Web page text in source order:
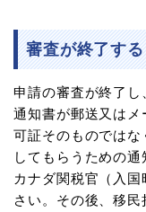
審査が終了す
申請の審査が終了
通知書が郵送又は
可証そのものでは
してもらうための通
カナダ関税官（入
さい。その後、移